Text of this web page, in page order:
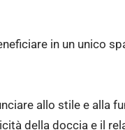
in un unico
allo stile e alla
della doccia e il